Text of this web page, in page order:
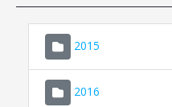
2015
2016